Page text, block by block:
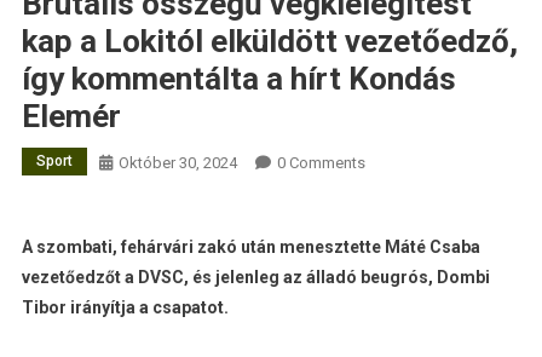
kap a Lokitól elküldött vezetőedző,
így kommentálta a hírt Kondás
Elemér
Sport Október 30, 2024 0 Comments
A szombati, fehárvári zakó után menesztette Máté Csaba
vezetőedzőt a DVSC, és jelenleg az álladó beugrós, Dombi
Tibor irányítja a csapatot.